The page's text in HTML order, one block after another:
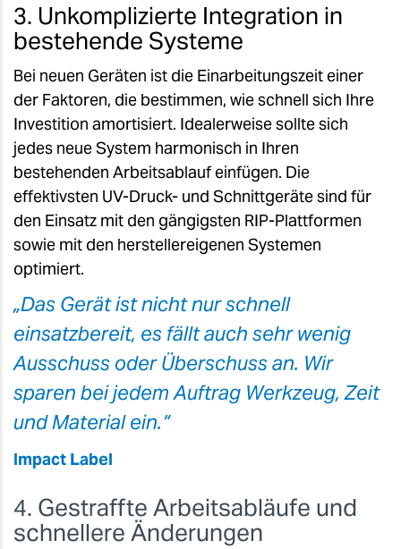
3. Unkomplizierte Integration in
bestehende Systeme
Bei neuen Geräten ist die Einarbeitungszeit einer
der Faktoren, die bestimmen, wie schnell sich Ihre
Investition amortisiert. Idealerweise sollte sich
jedes neue System harmonisch in Ihren
bestehenden Arbeitsablauf einfügen. Die
effektivsten UV-Druck- und Schnittgeräte sind für
den Einsatz mit den gängigsten RIP-Plattformen
sowie mit den herstellereigenen Systemen
optimiert.
„Das Gerät ist nicht nur schnell
einsatzbereit, es fällt auch sehr wenig
Ausschuss oder Überschuss an. Wir
sparen bei jedem Auftrag Werkzeug, Zeit
und Material ein.“
Impact Label
4. Gestraffte Arbeitsabläufe und
schnellere Änderungen